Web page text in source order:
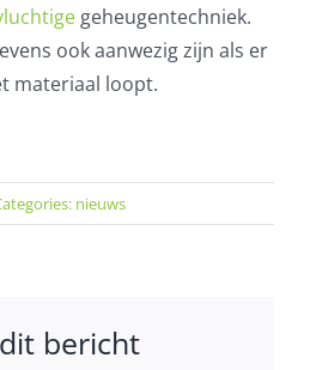
geheugentechniek.
ook aanwezig zijn als er
materiaal loopt.
nieuws
bericht